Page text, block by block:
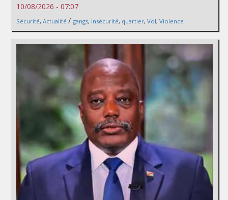
10/08/2026 - 07:07
Sécurité, Actualité / gangs, Insécurité, quartier, Vol, Violence